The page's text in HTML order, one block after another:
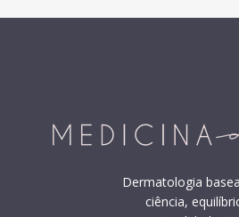
Dermatologia
ciência,